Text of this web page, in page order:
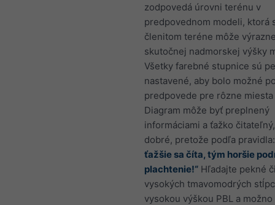
zodpovedá úrovni terénu v
predpovednom modeli, ktorá
členitom teréne môže
skutočnej nadmorskej výšky
Všetky farebné stupnice sú
nastavené, aby bolo možné
predpovede pre rôzne miesta
Diagram môže byť preplnený
informáciami a ťažko
dobré, pretože podľa
ťažšie sa číta, tým horšie
plachtenie!“ Hľadajte pekné
vysokých tmavomodrých
vysokou výškou PBL a možno